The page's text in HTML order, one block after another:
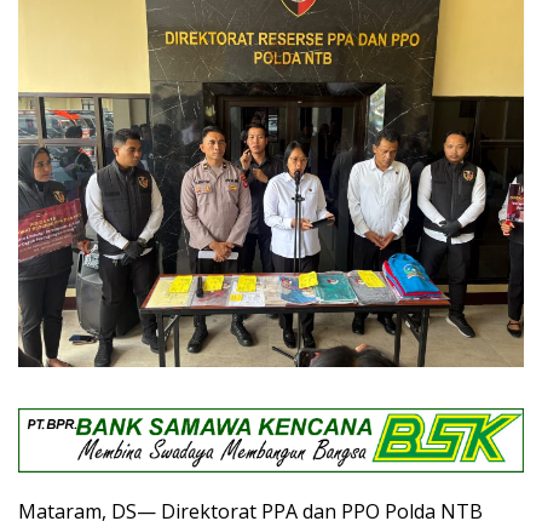
Mataram, DS— Direktorat PPA dan PPO Polda NTB